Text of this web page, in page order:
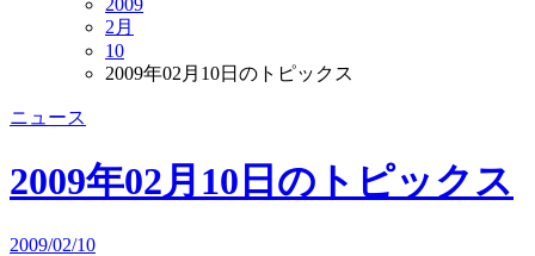
2009
2月
10
2009年02月10日のトピックス
ニュース
2009年02月10日のトピックス
2009/02/10